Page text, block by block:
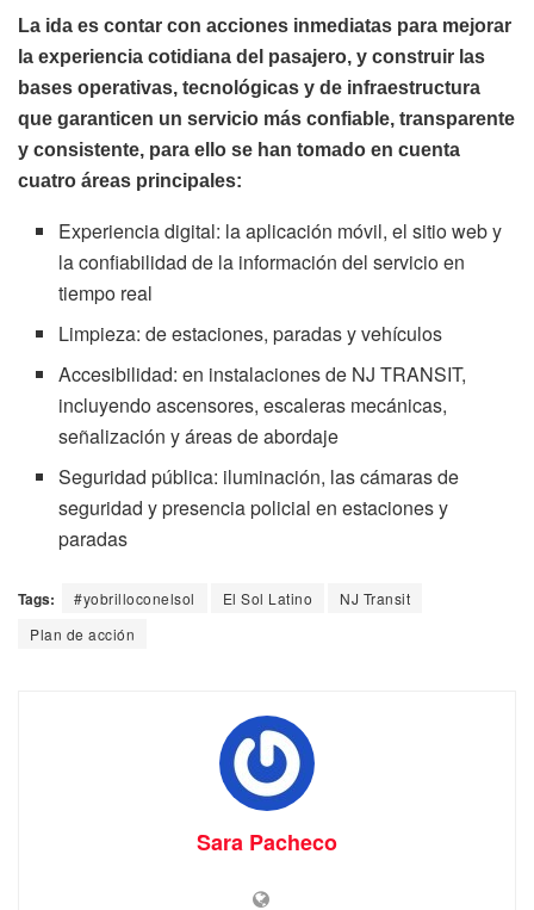
La ida es contar con acciones inmediatas para mejorar
la experiencia cotidiana del pasajero, y construir las
bases operativas, tecnológicas y de infraestructura
que garanticen un servicio más confiable, transparente
y consistente, para ello se han tomado en cuenta
cuatro áreas principales:
Experiencia digital: la aplicación móvil, el sitio web y
la confiabilidad de la información del servicio en
tiempo real
Limpieza: de estaciones, paradas y vehículos
Accesibilidad: en instalaciones de NJ TRANSIT,
incluyendo ascensores, escaleras mecánicas,
señalización y áreas de abordaje
Seguridad pública: iluminación, las cámaras de
seguridad y presencia policial en estaciones y
paradas
Tags: #yobrilloconelsol El Sol Latino
NJ Transit
Plan de acción
Sara Pacheco